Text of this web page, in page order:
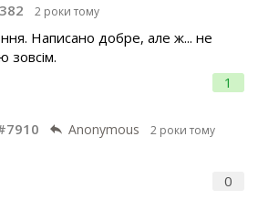
2 роки тому
1
Написано добре, але ж... не
зовсім.
Anonymous 2 роки тому
0